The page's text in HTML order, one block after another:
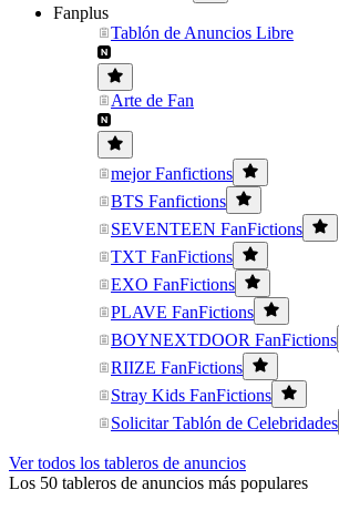
Fanplus
Tablón de Anuncios Libre
Arte de Fan
mejor Fanfictions
BTS Fanfictions
SEVENTEEN FanFictions
TXT FanFictions
EXO FanFictions
PLAVE FanFictions
BOYNEXTDOOR FanFictions
RIIZE FanFictions
Stray Kids FanFictions
Solicitar Tablón de Celebridades
Ver todos los tableros de anuncios
Los 50 tableros de anuncios más populares